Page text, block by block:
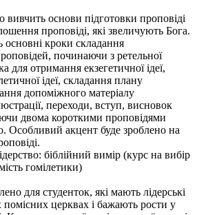
вивчить основи підготовки проповіді
проповіді, які звеличують Бога.
основні кроки складання
починаючи з ретельної
для отримання екзегетичної ідеї,
ідеї, складання плану
допоміжного матеріалу
переходи, вступ, висновок
двома короткими проповідями
Особливий акцент буде зроблено на
біблійний вимір (курс на вибір
гомілетики)
для студенток, які мають лідерські
помісних церквах і бажають рости у